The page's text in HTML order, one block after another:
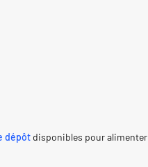
dépôt disponibles pour alimenter